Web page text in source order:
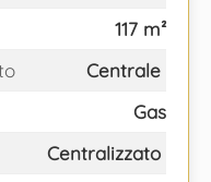
117 m²
Centrale
Gas
Centralizzato